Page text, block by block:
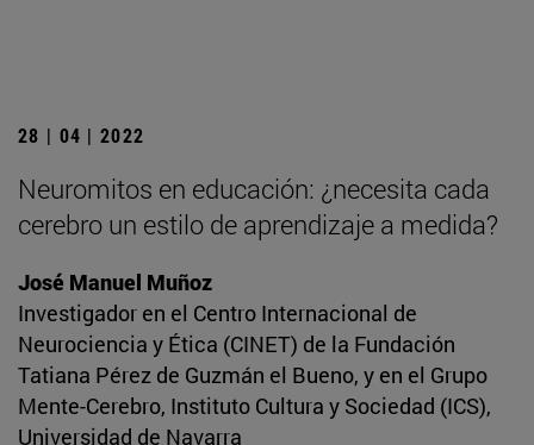
28 | 04 | 2022
Neuromitos en educación: ¿necesita cada
cerebro un estilo de aprendizaje a medida?
José Manuel Muñoz
Investigador en el Centro Internacional de
Neurociencia y Ética (CINET) de la Fundación
Tatiana Pérez de Guzmán el Bueno, y en el Grupo
Mente-Cerebro, Instituto Cultura y Sociedad (ICS),
Universidad de Navarra